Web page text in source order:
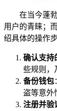
在当今蓬
用户的青睐；
绍具体的操作步
确认支持
些规则，
备份钱包
盗等意外
注册并验